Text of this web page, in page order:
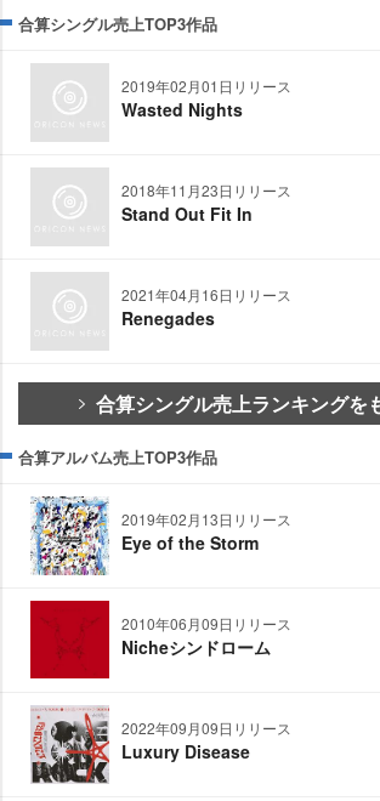
合算シングル売上TOP3作品
2019年02月01日リリース
Wasted Nights
2018年11月23日リリース
Stand Out Fit In
2021年04月16日リリース
Renegades
合算シングル売上ランキングを
合算アルバム売上TOP3作品
2019年02月13日リリース
Eye of the Storm
2010年06月09日リリース
Nicheシンドローム
2022年09月09日リリース
Luxury Disease